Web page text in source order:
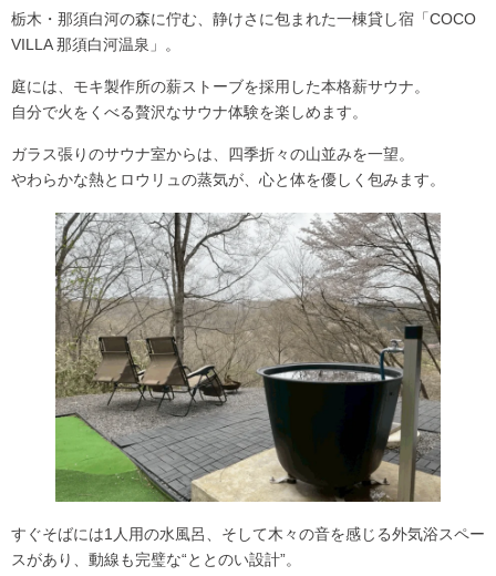
栃木・那須白河の森に佇む、静けさに包まれた一棟貸し宿「COCO
VILLA 那須白河温泉」。
庭には、モキ製作所の薪ストーブを採用した本格薪サウナ。
自分で火をくべる贅沢なサウナ体験を楽しめます。
ガラス張りのサウナ室からは、四季折々の山並みを一望。
やわらかな熱とロウリュの蒸気が、心と体を優しく包みます。
すぐそばには1人用の水風呂、そして木々の音を感じる外気浴スペー
スがあり、動線も完璧な“ととのい設計”。